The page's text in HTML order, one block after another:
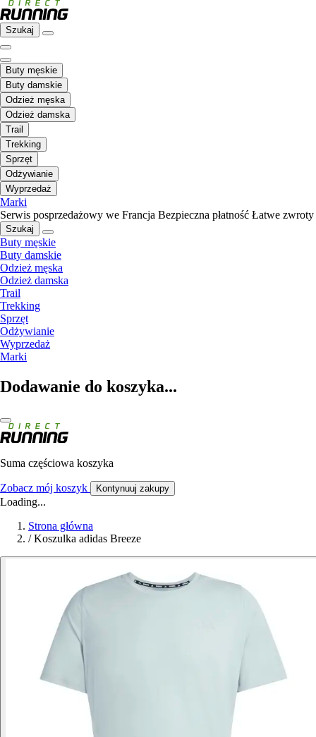
Szukaj
Buty męskie
Buty damskie
Odzież męska
Odzież damska
Trail
Trekking
Sprzęt
Odżywianie
Wyprzedaż
Marki
Serwis posprzedażowy we Francja Bezpieczna płatność Łatwe zwroty
Szukaj
Buty męskie
Buty damskie
Odzież męska
Odzież damska
Trail
Trekking
Sprzęt
Odżywianie
Wyprzedaż
Marki
Dodawanie do koszyka...
Suma częściowa koszyka
Zobacz mój koszyk Kontynuuj zakupy
Loading...
Strona główna
/ Koszulka adidas Breeze